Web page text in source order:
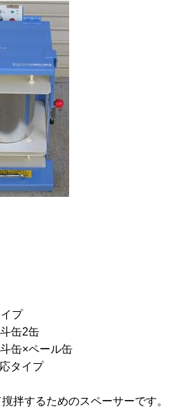
プ
缶2缶
缶×ペール缶
タイプ
拌するためのスペーサーです。